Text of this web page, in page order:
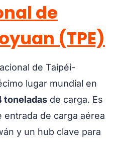
de
(TPE)
de Taipéi-
lugar mundial en
toneladas de carga. Es
entrada de carga aérea
y un hub clave para